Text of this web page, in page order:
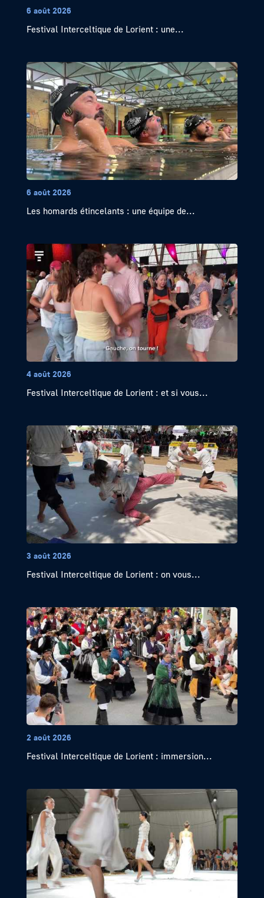
6 août 2026
Festival Interceltique de Lorient : une...
6 août 2026
Les homards étincelants : une équipe de...
4 août 2026
Festival Interceltique de Lorient : et si vous...
3 août 2026
Festival Interceltique de Lorient : on vous...
2 août 2026
Festival Interceltique de Lorient : immersion...